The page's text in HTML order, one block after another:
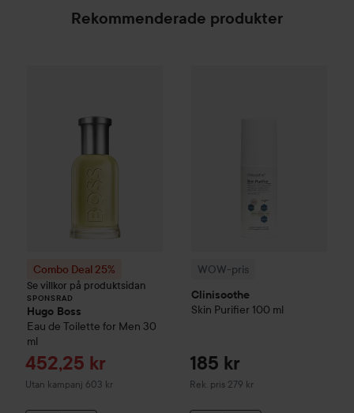
Rekommenderade produkter
Combo Deal 25%
Se villkor på produktsidan
SPONSRAD
Hugo Boss
Eau de Toilette for Men 30
ml
Reapris
452,25 kr
Utan kampanj 603 kr
WOW-pris
Clinisoothe
Skin Purifier 100 ml
185 kr
Rek. pris 279 kr
Rekommenderat pris 279 kr